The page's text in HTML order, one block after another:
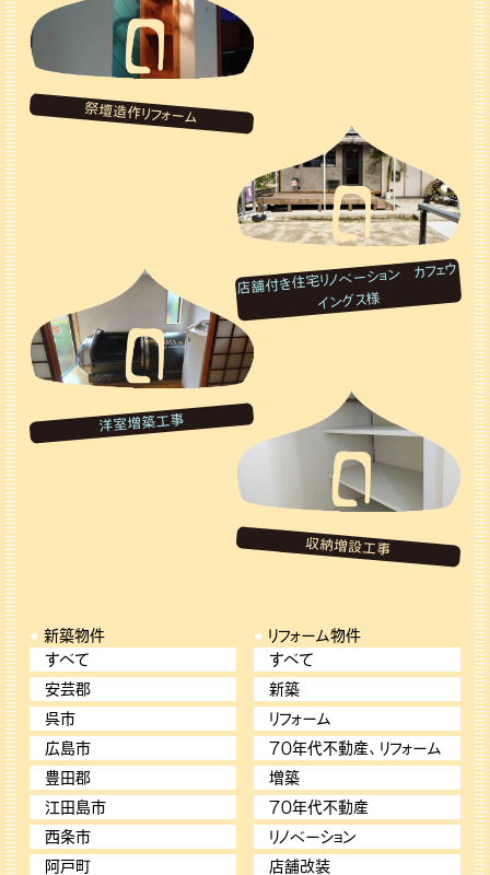
祭壇造作リフォーム
店舗付き住宅リノベーション カフェウ
イングス様
洋室増築工事
収納増設工事
新築物件
すべて
安芸郡
呉市
広島市
豊田郡
江田島市
西条市
阿戸町
リフォーム物件
すべて
新築
リフォーム
７０年代不動産、リフォーム
増築
７０年代不動産
リノベーション
店舗改装